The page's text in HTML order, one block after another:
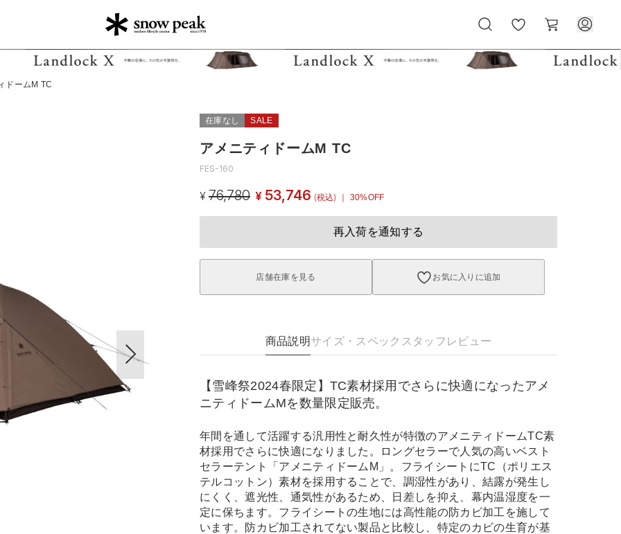
気
に
ー
ト
ドームM TC
在庫なし SALE
アメニティドームM TC
FES-160
¥ 76,780 ¥ 53,746 (税込) ｜ 30%OFF
再入荷を通知する
店舗在庫を見る お気に入りに追加
商品説明サイズ・スペック スタッフレビュー
【雪峰祭2024春限定】TC素材採用でさらに快適になったアメ
ニティドームMを数量限定販売。
年間を通して活躍する汎用性と耐久性が特徴のアメニティドームTC素
材採用でさらに快適になりました。ロングセラーで人気の高いベスト
セラーテント「アメニティドームM」。フライシートにTC（ポリエス
テルコットン）素材を採用することで、調湿性があり、結露が発生し
にくく、遮光性、通気性があるため、日差しを抑え、幕内温湿度を一
定に保ちます。フライシートの生地には高性能の防カビ加工を施して
います。防カビ加工されてない製品と比較し、特定のカビの生育が基